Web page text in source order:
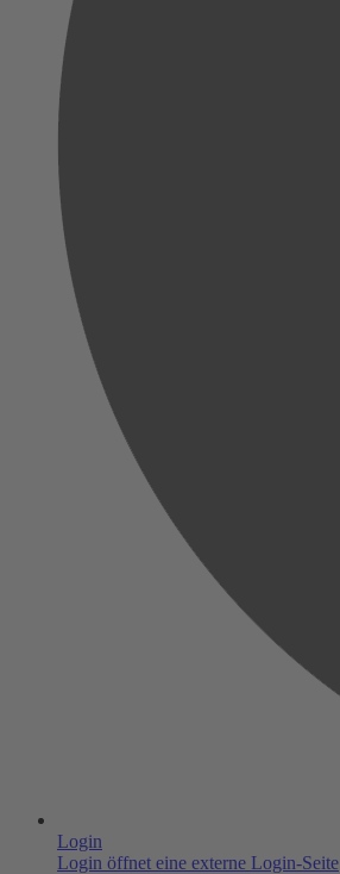
Login
Login öffnet eine externe Login-Seite